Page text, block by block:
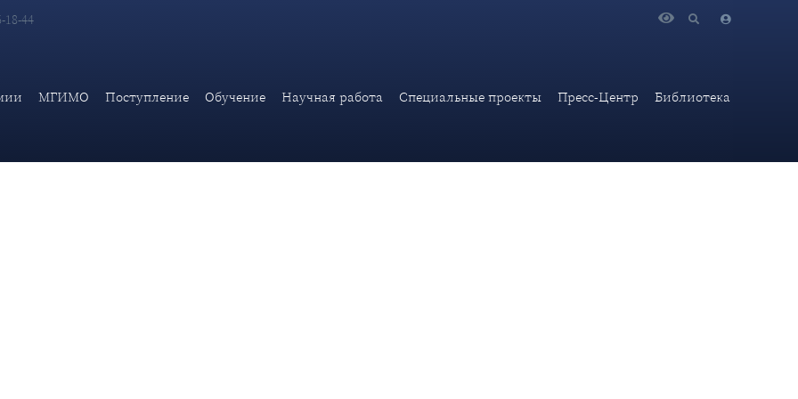
18-44
МГИМО Поступление Обучение Научная работа Специальные проекты Пресс-Центр Библиотека
суде ООН в качестве тр